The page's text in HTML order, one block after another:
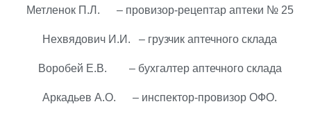
Метленок П.Л. – провизор-рецептар аптеки № 25
Нехвядович И.И. – грузчик аптечного склада
Воробей Е.В. – бухгалтер аптечного склада
Аркадьев А.О. – инспектор-провизор ОФО.